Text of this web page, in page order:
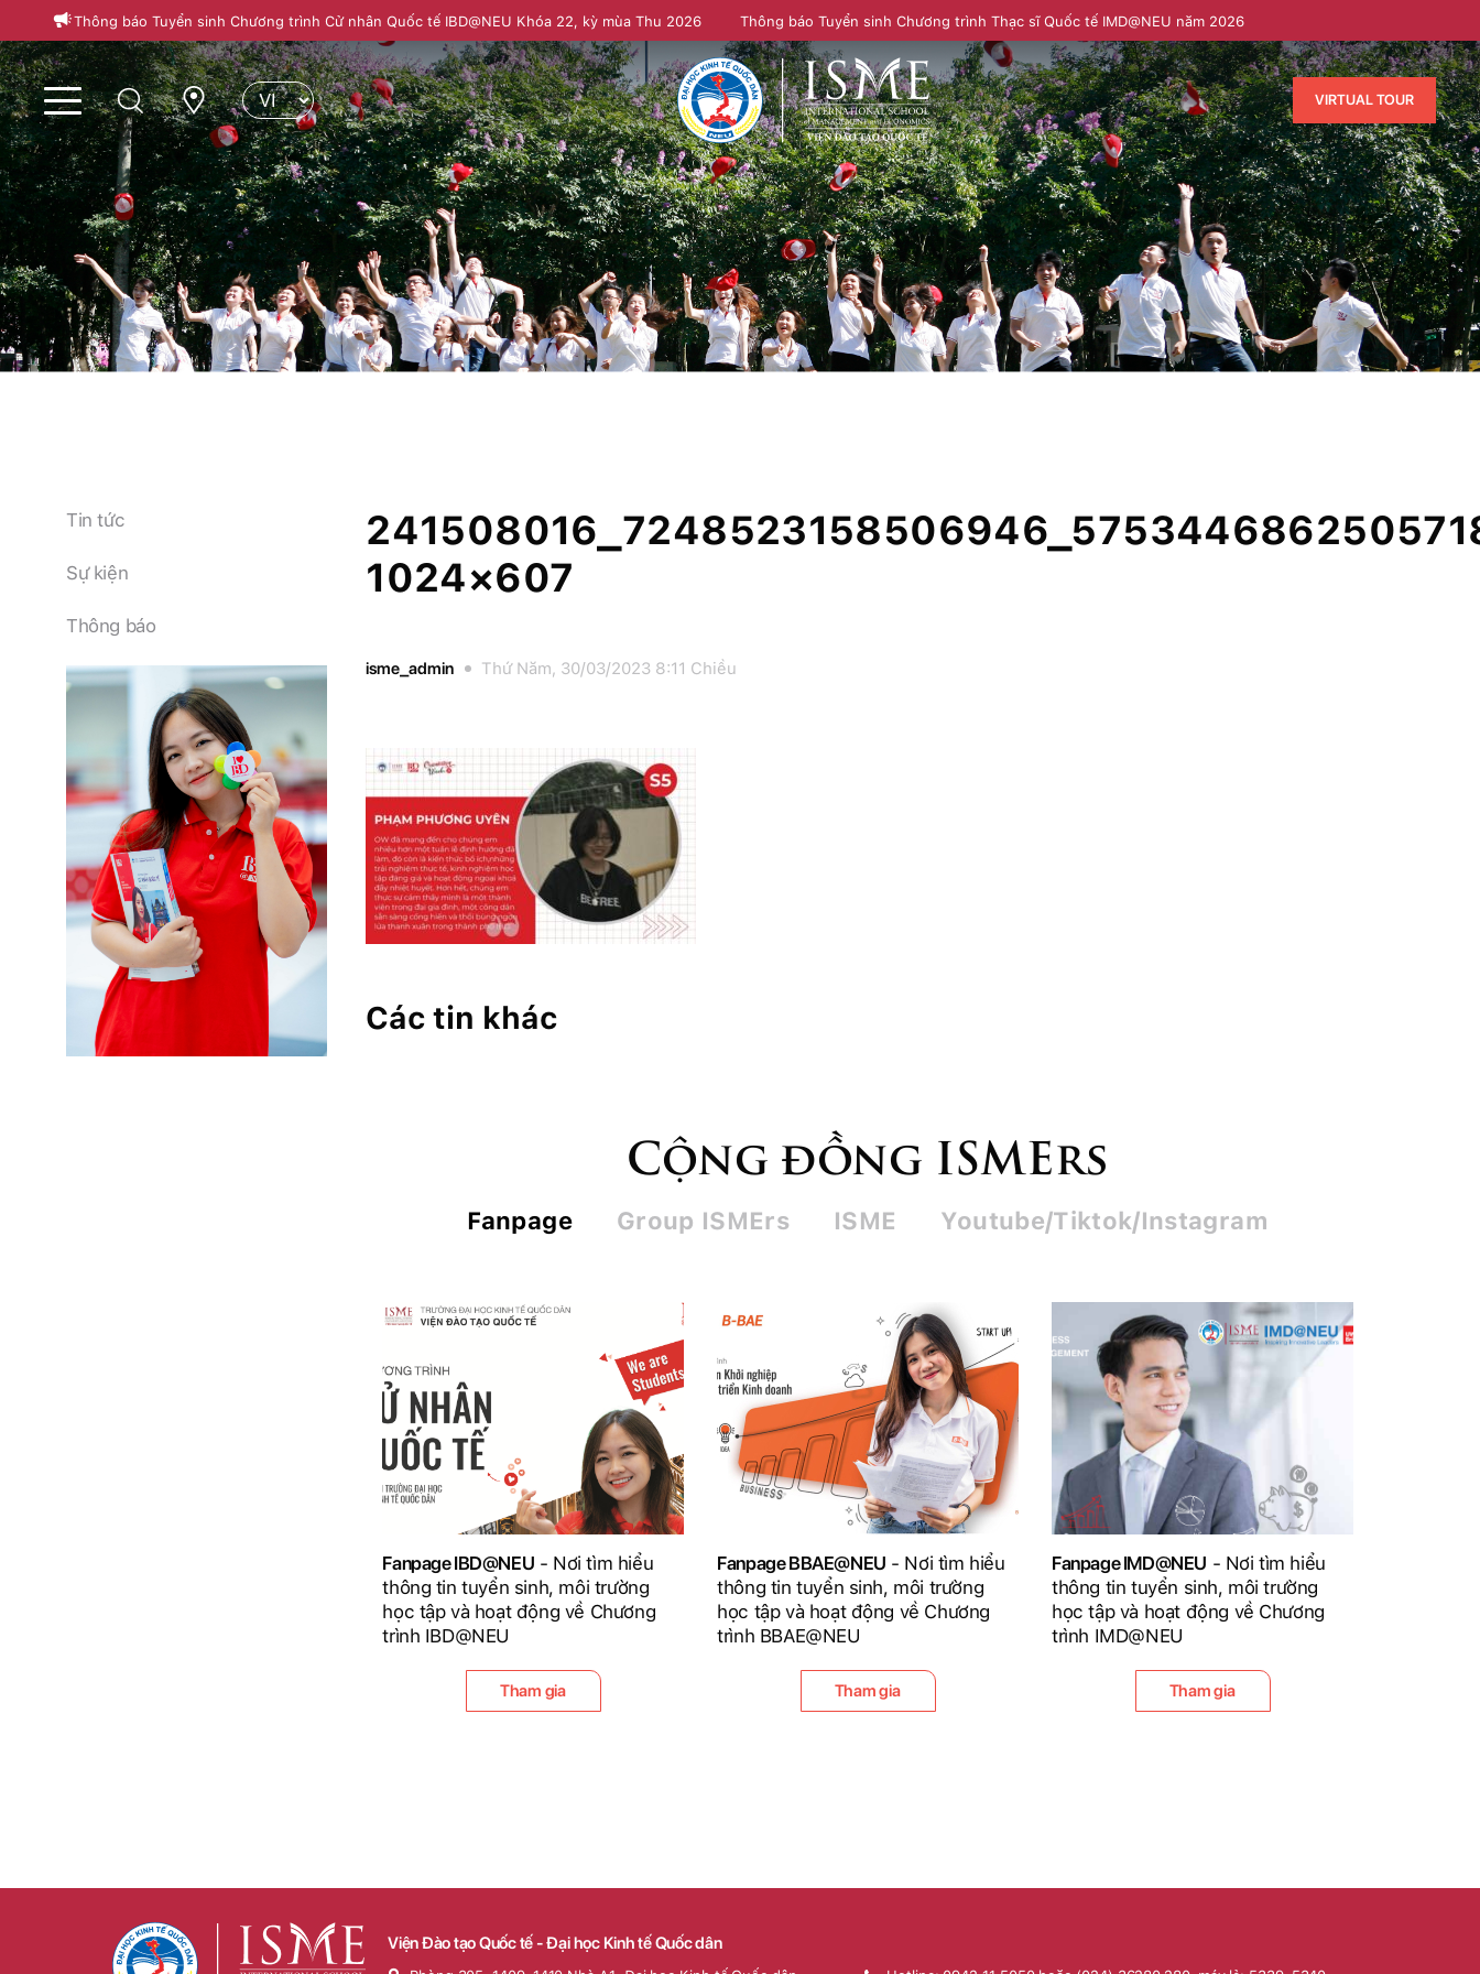
Thông báo Tuyển sinh Chương trình Cử nhân Quốc tế IBD@NEU Khóa 22, kỳ mùa Thu 2026 Thông báo Tuyển sinh Chương trình Thạc sĩ Quốc tế IMD@NEU năm 2026
VIRTUAL TOUR
Tin tức
Sự kiện
Thông báo
1024×607
isme_admin Thứ Năm, 30/03/2023 8:11 Chiều
Các tin khác
Cộng đồng ISMErs
Fanpage Group ISMErs ISME Youtube/Tiktok/Instagram
Fanpage IBD@NEU - Nơi tìm hiểu
thông tin tuyển sinh, môi trường
học tập và hoạt động về Chương
trình IBD@NEU
Tham gia
Fanpage BBAE@NEU - Nơi tìm hiểu
thông tin tuyển sinh, môi trường
học tập và hoạt động về Chương
trình BBAE@NEU
Tham gia
Fanpage IMD@NEU - Nơi tìm hiểu
thông tin tuyển sinh, môi trường
học tập và hoạt động về Chương
trình IMD@NEU
Tham gia
Viện Đào tạo Quốc tế - Đại học Kinh tế Quốc dân